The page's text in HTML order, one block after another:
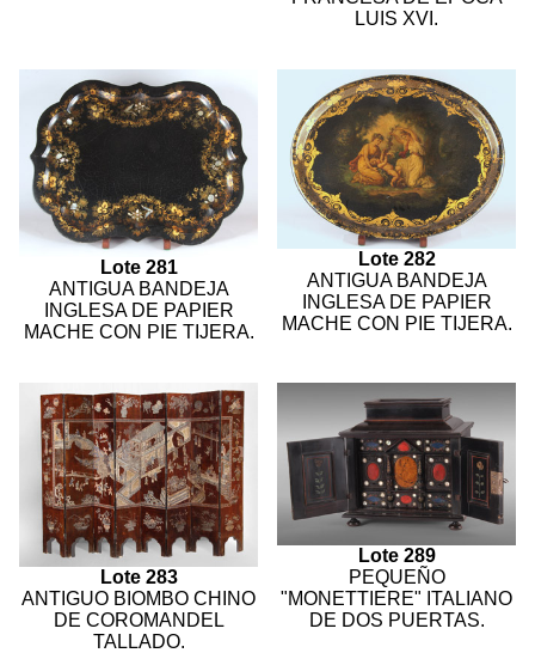
LUIS XVI.
Lote 281
ANTIGUA BANDEJA
INGLESA DE PAPIER
MACHE CON PIE TIJERA.
Lote 282
ANTIGUA BANDEJA
INGLESA DE PAPIER
MACHE CON PIE TIJERA.
Lote 283
ANTIGUO BIOMBO CHINO
DE COROMANDEL
TALLADO.
Lote 289
PEQUEÑO
"MONETTIERE" ITALIANO
DE DOS PUERTAS.